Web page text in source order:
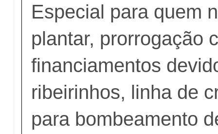
Especial para quem
plantar, prorrogação
financiamentos
ribeirinhos, linha de
para bombeamento